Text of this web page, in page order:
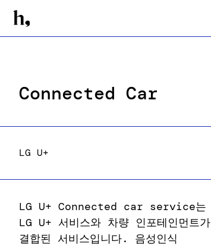
Connected Car
LG U+
LG U+ Connected car service는
LG U+ 서비스와 차량 인포테인먼트가
결합된 서비스입니다. 음성인식